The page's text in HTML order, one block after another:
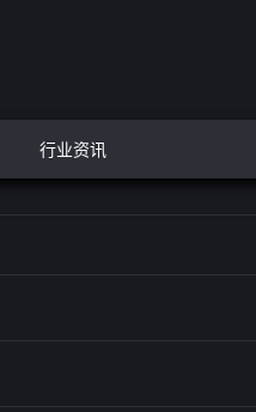
行业资讯